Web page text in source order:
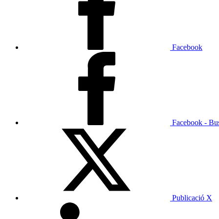
Facebook
Facebook -
Publicació X